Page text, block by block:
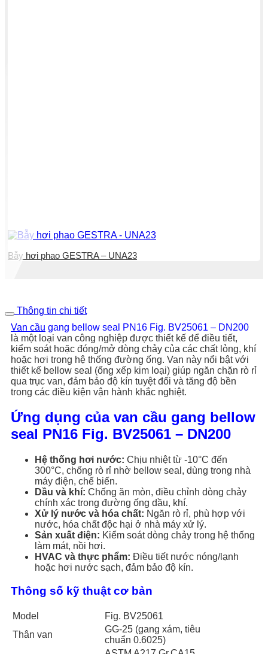
Bẫy hơi phao GESTRA – UNA23
Thông tin chi tiết
Van cầu gang bellow seal PN16 Fig. BV25061 – DN200
là một loại van công nghiệp được thiết kế để điều tiết,
kiểm soát hoặc đóng/mở dòng chảy của các chất lỏng, khí
hoặc hơi trong hệ thống đường ống. Van này nổi bật với
thiết kế bellow seal (ống xếp kim loại) giúp ngăn chặn rò rỉ
qua trục van, đảm bảo độ kín tuyệt đối và tăng độ bền
trong các điều kiện vận hành khắc nghiệt.
Ứng dụng của van cầu gang bellow
seal PN16 Fig. BV25061 – DN200
Hệ thống hơi nước: Chịu nhiệt từ -10°C đến
300°C, chống rò rỉ nhờ bellow seal, dùng trong nhà
máy điện, chế biến.
Dầu và khí: Chống ăn mòn, điều chỉnh dòng chảy
chính xác trong đường ống dầu, khí.
Xử lý nước và hóa chất: Ngăn rò rỉ, phù hợp với
nước, hóa chất độc hại ở nhà máy xử lý.
Sản xuất điện: Kiểm soát dòng chảy trong hệ thống
làm mát, nồi hơi.
HVAC và thực phẩm: Điều tiết nước nóng/lạnh
hoặc hơi nước sạch, đảm bảo độ kín.
Thông số kỹ thuật cơ bản
Model
Fig. BV25061
Thân van
GG-25 (gang xám, tiêu
chuẩn 0.6025)